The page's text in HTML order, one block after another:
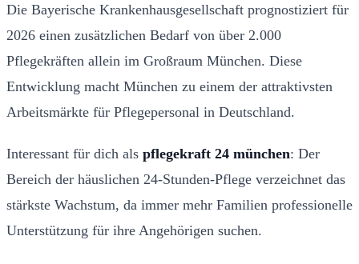
Die Bayerische Krankenhausgesellschaft prognostiziert für
2026 einen zusätzlichen Bedarf von über 2.000
Pflegekräften allein im Großraum München. Diese
Entwicklung macht München zu einem der attraktivsten
Arbeitsmärkte für Pflegepersonal in Deutschland.
Interessant für dich als pflegekraft 24 münchen: Der
Bereich der häuslichen 24-Stunden-Pflege verzeichnet das
stärkste Wachstum, da immer mehr Familien professionelle
Unterstützung für ihre Angehörigen suchen.